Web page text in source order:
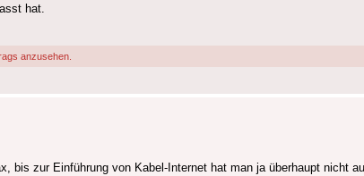
hat.
anzusehen.
bis zur Einführung von Kabel-Internet hat man ja überhaupt nicht